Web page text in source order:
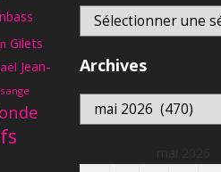
Gilets
Jean-
Archives
Archives